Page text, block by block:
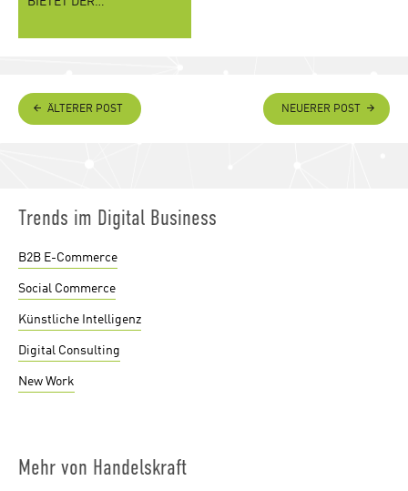
ÄLTERER POST NEUERER POST
Trends im Digital Business
B2B E-Commerce
Social Commerce
Künstliche Intelligenz
Digital Consulting
New Work
Mehr von Handelskraft